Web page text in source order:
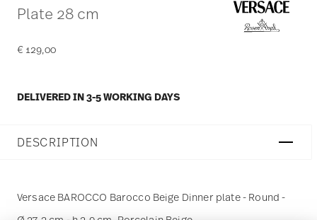
Plate 28 cm
€ 129,00
DELIVERED IN 3-5 WORKING DAYS
DESCRIPTION
Versace BAROCCO Barocco Beige Dinner plate - Round -